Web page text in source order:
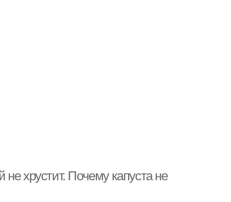
хрустит. Почему капуста не